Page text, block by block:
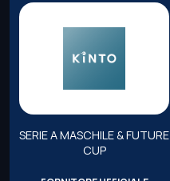
SERIE A MASCHILE & FUTURE
CUP